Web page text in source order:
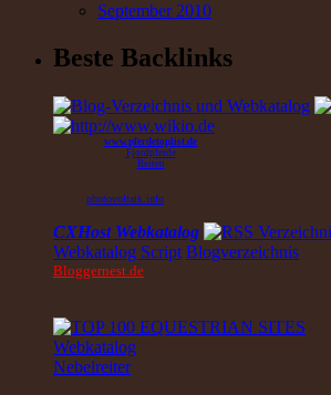
September 2010
Beste Backlinks
www.pferdetoplist.de
Fjordpferde
Reiten
photovoltaik.info
CXHost Webkatalog
Webkatalog Script Blogverzeichnis
Bloggernest.de
Webkatalog
Nebelreiter